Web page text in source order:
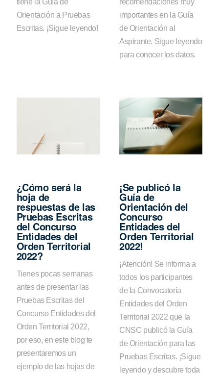
tiene la Guía de
Orientación a Pruebas
Escritas. ¡Sigue leyendo!
recomendaciones muy
importantes en la Guía
de Orientación al
Aspirante. Sigue leyendo
para conocer los datos.
¿Cómo será la
hoja de
respuestas de las
Pruebas Escritas
del Concurso
Entidades del
Orden Territorial
2022?
Tienes pocas semanas
antes de presentar las
Pruebas Escritas del
Concurso Entidades del
Orden Territorial 2022,
por eso, en este blog te
presentaremos un
ejemplo de las hojas de
¡Se publicó la
Guía de
Orientación del
Concurso
Entidades del
Orden Territorial
2022!
¡Atención! Se informa a
todos los participantes
de la Convocatoria
Entidades del Orden
Territorial 2022 que la
CNSC publicó la Guía
de Orientación para las
Pruebas Escritas. ¡Sigue
leyendo y descubre toda